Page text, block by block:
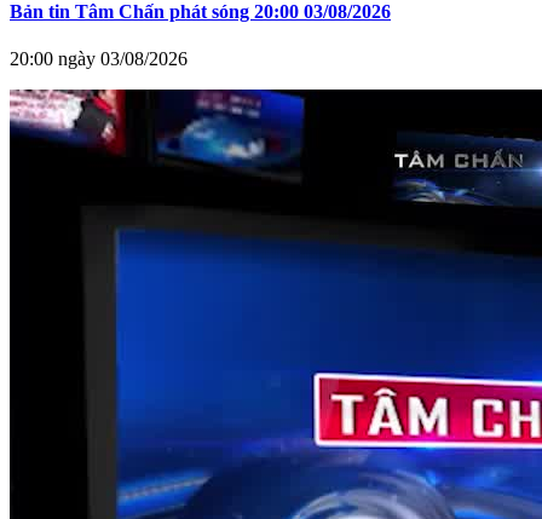
Bản tin Tâm Chấn phát sóng 20:00 03/08/2026
20:00 ngày 03/08/2026